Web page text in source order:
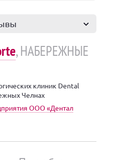
, НАБЕРЕЖНЫЕ
клиник Dental
Челнах
ООО «Дентал